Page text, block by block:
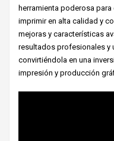
herramienta poderosa
imprimir en alta calidad y
mejoras y características
resultados profesionales y
convirtiéndola en una
impresión y producción